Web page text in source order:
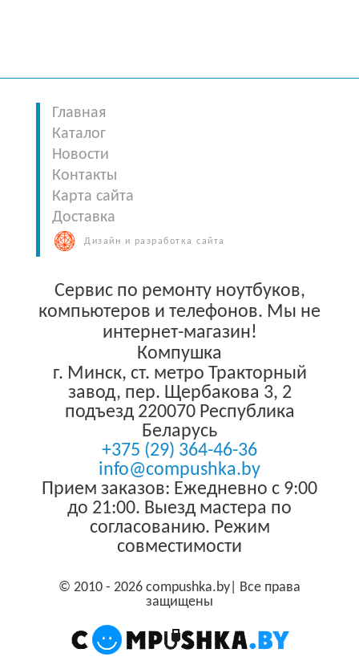
Главная
Каталог
Новости
Контакты
Карта сайта
Доставка
Дизайн и разработка сайта
Сервис по ремонту ноутбуков,
компьютеров и телефонов. Мы не
интернет-магазин!
Компушка
г. Минск, ст. метро Тракторный
завод, пер. Щербакова 3, 2
подъезд 220070 Республика
Беларусь
+375 (29) 364-46-36
info@compushka.by
Прием заказов: Ежедневно с 9:00
до 21:00. Выезд мастера по
согласованию. Режим
совместимости
© 2010 - 2026 compushka.by| Все права
защищены